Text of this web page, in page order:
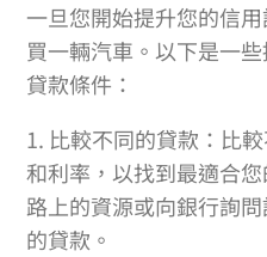
一旦您開始提升您的信
買一輛汽車。以下是一
貸款條件：
1. 比較不同的貸款：比
和利率，以找到最適合
路上的資源或向銀行詢
的貸款。